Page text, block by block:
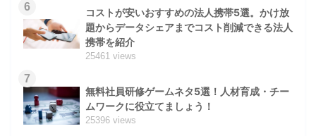
6
コストが安いおすすめの法人携帯5選。かけ放
題からデータシェアまでコスト削減できる法人
携帯を紹介
25461 views
7
無料社員研修ゲームネタ5選！人材育成・チー
ムワークに役立てましょう！
25396 views